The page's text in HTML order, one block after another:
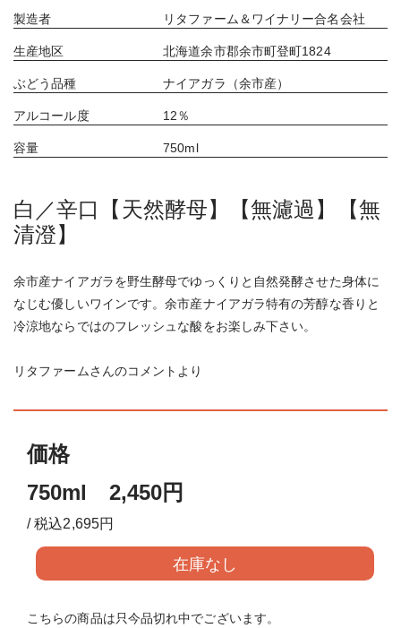
製造者 リタファーム＆ワイナリー合名会社
生産地区 北海道余市郡余市町登町1824
ぶどう品種 ナイアガラ（余市産）
アルコール度 12％
容量 750ml
白／辛口【天然酵母】【無濾過】【無
清澄】
余市産ナイアガラを野生酵母でゆっくりと自然発酵させた身体に
なじむ優しいワインです。余市産ナイアガラ特有の芳醇な香りと
冷涼地ならではのフレッシュな酸をお楽しみ下さい。
リタファームさんのコメントより
価格
750ml 2,450円
/ 税込2,695円
在庫なし
こちらの商品は只今品切れ中でございます。